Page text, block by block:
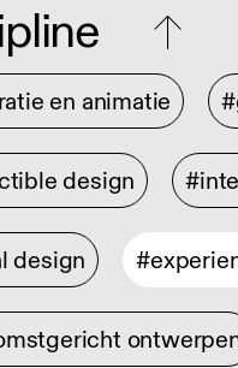
en animatie
design
design